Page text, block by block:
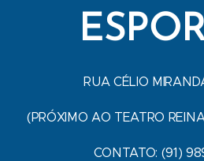
RUA CÉLIO
(PRÓXIMO AO TEATRO
CONTATO: (91)